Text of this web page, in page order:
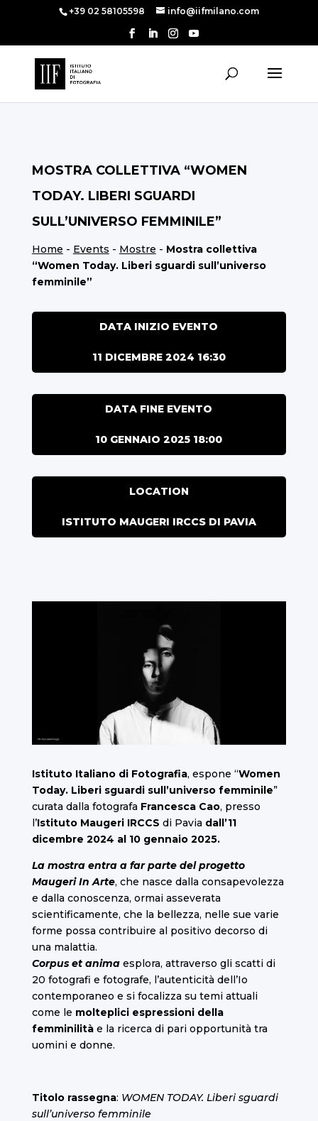
+39 02 58105598 info@iifmilano.com
MOSTRA COLLETTIVA “WOMEN
TODAY. LIBERI SGUARDI
SULL’UNIVERSO FEMMINILE”
Home - Events - Mostre - Mostra collettiva
“Women Today. Liberi sguardi sull’universo
femminile”
DATA INIZIO EVENTO
11 DICEMBRE 2024 16:30
DATA FINE EVENTO
10 GENNAIO 2025 18:00
LOCATION
ISTITUTO MAUGERI IRCCS DI PAVIA
Istituto Italiano di Fotografia, espone “Women
Today. Liberi sguardi sull’universo femminile”
curata dalla fotografa Francesca Cao, presso
l’Istituto Maugeri IRCCS di Pavia dall’11
dicembre 2024 al 10 gennaio 2025.
La mostra entra a far parte del progetto
Maugeri In Arte, che nasce dalla consapevolezza
e dalla conoscenza, ormai asseverata
scientificamente, che la bellezza, nelle sue varie
forme possa contribuire al positivo decorso di
una malattia.
Corpus et animaesplora, attraverso gli scatti di
20 fotografi e fotografe, l’autenticità dell’Io
contemporaneo e si focalizza su temi attuali
come le molteplici espressioni della
femminilitàe la ricerca di pari opportunità tra
uomini e donne.
Titolo rassegna: WOMEN TODAY. Liberi sguardi
sull’universo femminile